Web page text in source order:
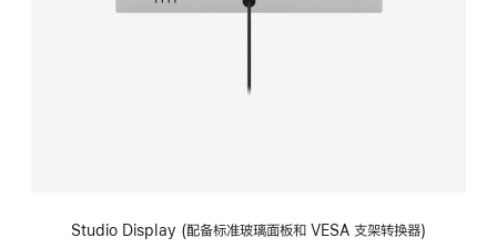
Studio Display (配备标准玻璃面板和 VESA 支架转换器)